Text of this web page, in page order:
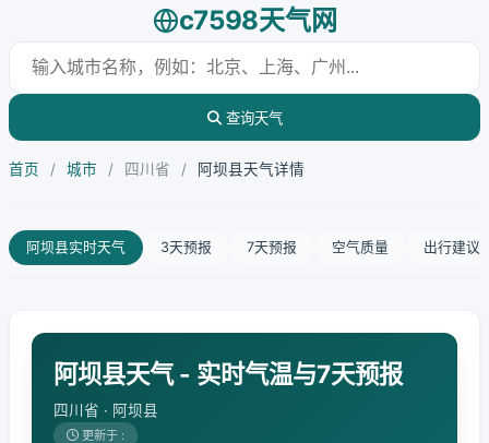
c7598天气网
查询天气
首页 / 城市 / 四川省 / 阿坝县天气详情
阿坝县实时天气 3天预报 7天预报 空气质量 出行建议
阿坝县天气 - 实时气温与7天预报
四川省 · 阿坝县
更新于 :